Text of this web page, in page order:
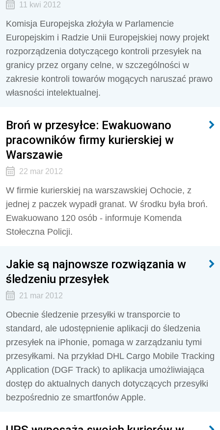
11 kwi 2012
Komisja Europejska złożyła w Parlamencie
Europejskim i Radzie Unii Europejskiej nowy projekt
rozporządzenia dotyczącego kontroli przesyłek na
granicy przez organy celne, w szczególności w
zakresie kontroli towarów mogących naruszać prawo
własności intelektualnej.
Broń w przesyłce: Ewakuowano
pracowników firmy kurierskiej w
Warszawie
22 mar 2012
W firmie kurierskiej na warszawskiej Ochocie, z
jednej z paczek wypadł granat. W środku była broń.
Ewakuowano 120 osób - informuje Komenda
Stołeczna Policji.
Jakie są najnowsze rozwiązania w
śledzeniu przesyłek
21 mar 2012
Obecnie śledzenie przesyłki w transporcie to
standard, ale udostępnienie aplikacji do śledzenia
przesyłek na iPhonie, pomaga w zarządzaniu tymi
przesyłkami. Na przykład DHL Cargo Mobile Tracking
Application (DGF Track) to aplikacja umożliwiająca
dostęp do aktualnych danych dotyczących przesyłki
bezpośrednio ze smartfonów Apple.